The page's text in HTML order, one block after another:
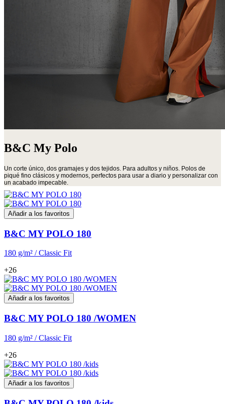
B&C My Polo
Un corte único, dos gramajes y dos tejidos. Para adultos y niños. Polos de
piqué fino clásicos y modernos, perfectos para usar a diario y personalizar con
un acabado impecable.
Añadir a los favoritos
B&C MY POLO 180
180 g/m² / Classic Fit
+26
Añadir a los favoritos
B&C MY POLO 180 /WOMEN
180 g/m² / Classic Fit
+26
Añadir a los favoritos